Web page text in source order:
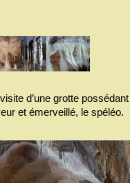
d’une grotte
et émerveillé, le spéléo.